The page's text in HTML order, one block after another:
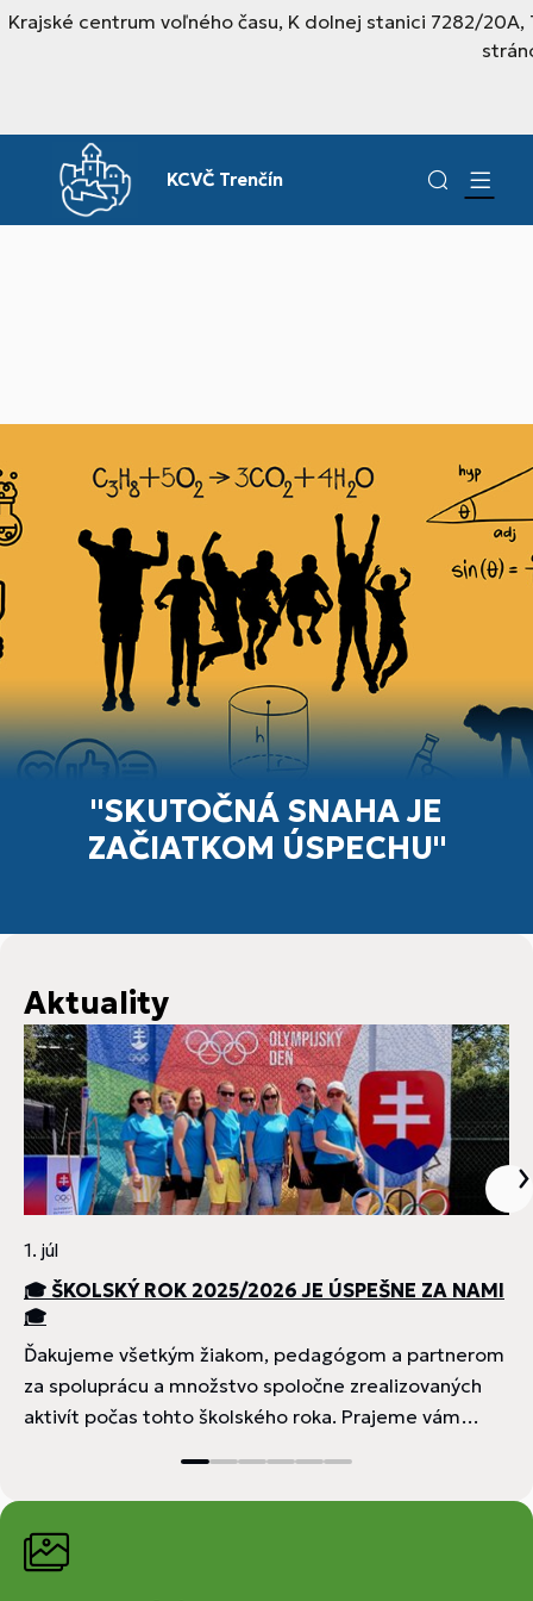
Krajské centrum voľného času, K dolnej stanici 7282/
KCVČ Trenčín
"SKUTOČNÁ SNAHA JE
ZAČIATKOM ÚSPECHU"
Aktuality
1. júl
🎓 ŠKOLSKÝ ROK 2025/2026 JE ÚSPEŠNE ZA NAMI
🎓
Ďakujeme všetkým žiakom, pedagógom a partnerom
za spoluprácu a množstvo spoločne zrealizovaných
aktivít počas tohto školského roka. Prajeme vám